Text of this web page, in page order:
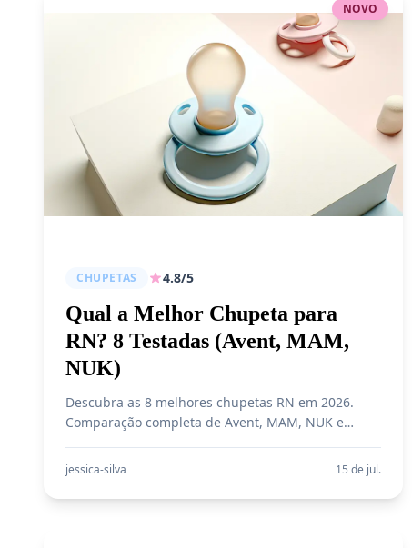
NOVO
CHUPETAS 4.8/5
Qual a Melhor Chupeta para
RN? 8 Testadas (Avent, MAM,
NUK)
Descubra as 8 melhores chupetas RN em 2026.
Comparação completa de Avent, MAM, NUK e
tamanhos e segurança.
jessica-silva 15 de jul.